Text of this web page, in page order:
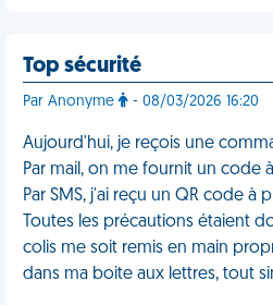
Top sécurité
Par Anonyme - 08/03/2026 16:20
Aujourd'hui, je reçois une
Par mail, on me fournit un code
Par SMS, j'ai reçu un QR code à
Toutes les précautions étaient
colis me soit remis en main
dans ma boite aux lettres, tout